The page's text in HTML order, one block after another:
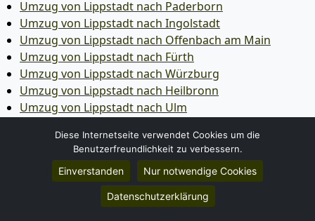
Umzug von Lippstadt nach Paderborn
Umzug von Lippstadt nach Ingolstadt
Umzug von Lippstadt nach Offenbach am Main
Umzug von Lippstadt nach Fürth
Umzug von Lippstadt nach Würzburg
Umzug von Lippstadt nach Heilbronn
Umzug von Lippstadt nach Ulm
Umzug von Lippstadt nach Wolfsburg
Umzug von Lippstadt nach Bottrop
Umzug von Lippstadt nach Göttingen
Umzug von Lippstadt nach Reutlingen
Umzug von Lippstadt nach Bremer­haven
Diese Internetseite verwendet Cookies um die
Benutzerfreundlichkeit zu verbessern.
Einverstanden Nur notwendige Cookies
Datenschutzerklärung